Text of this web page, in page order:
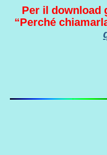
Per il download
“Perché